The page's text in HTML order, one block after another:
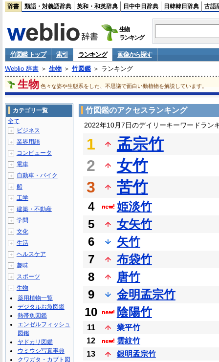
辞書 類語・対義語辞典 英和・和英辞典 日中中日辞典 日韓韓日辞典 古語
生物
ランキング
竹図鑑 トップ 索引 ランキング
画像から探す
Weblio 辞書＞ 生物＞ 竹図鑑＞ ランキング
生物 色々な姿や生態系をした、不思議で面白い動植物を解説しています。
竹図鑑のアクセスランキング
2022年10月7日のデイリーキーワードラン
1
孟宗竹
2
女竹
3
苦竹
4
姫淡竹
5
女矢竹
6
矢竹
7
布袋竹
8
唐竹
9
金明孟宗竹
10
陰陽竹
11
業平竹
12
雲紋竹
13
銀明孟宗竹
カテゴリ一覧
全て
＋ ビジネス
＋ 業界用語
＋ コンピュータ
＋ 電車
＋ 自動車・バイク
＋ 船
＋ 工学
＋ 建築・不動産
＋ 学問
＋ 文化
＋ 生活
＋ ヘルスケア
＋ 趣味
＋ スポーツ
－
生物
薬用植物一覧
デジタルお魚図鑑
熱帯魚図鑑
エンゼルフィッシュ
図鑑
ヤドカリ図鑑
ウミウシ写真事典
クワガタ・カブト図